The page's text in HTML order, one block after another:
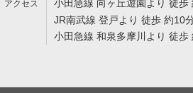
小田急線 向ヶ丘遊園より 徒歩
JR南武線 登戸より 徒歩 約10
小田急線 和泉多摩川より 徒歩